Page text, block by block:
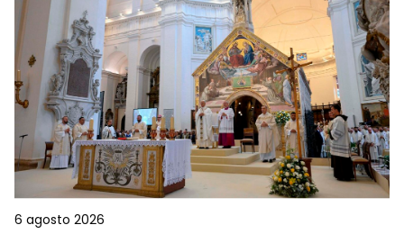
6 agosto 2026